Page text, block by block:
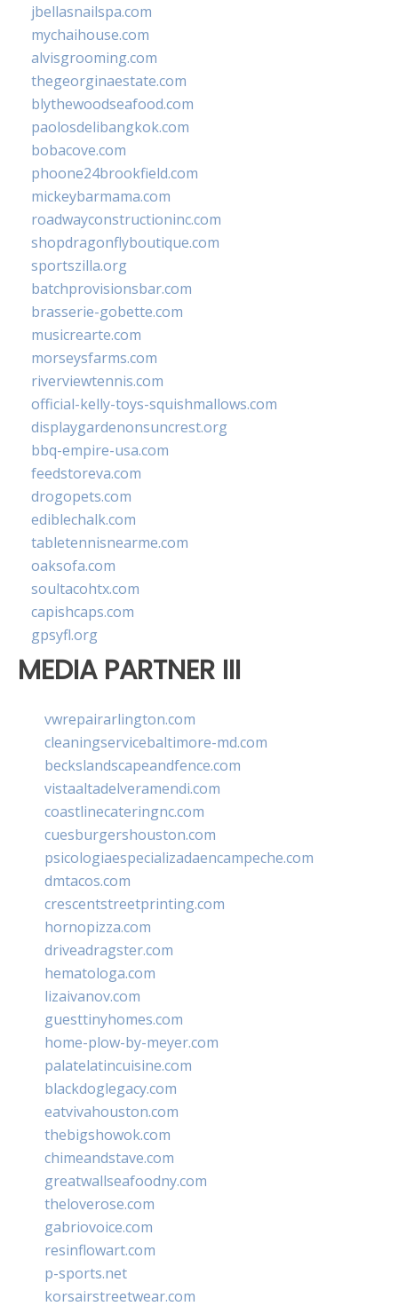
jbellasnailspa.com
mychaihouse.com
alvisgrooming.com
thegeorginaestate.com
blythewoodseafood.com
paolosdelibangkok.com
bobacove.com
phoone24brookfield.com
mickeybarmama.com
roadwayconstructioninc.com
shopdragonflyboutique.com
sportszilla.org
batchprovisionsbar.com
brasserie-gobette.com
musicrearte.com
morseysfarms.com
riverviewtennis.com
official-kelly-toys-squishmallows.com
displaygardenonsuncrest.org
bbq-empire-usa.com
feedstoreva.com
drogopets.com
ediblechalk.com
tabletennisnearme.com
oaksofa.com
soultacohtx.com
capishcaps.com
gpsyfl.org
MEDIA PARTNER III
vwrepairarlington.com
cleaningservicebaltimore-md.com
beckslandscapeandfence.com
vistaaltadelveramendi.com
coastlinecateringnc.com
cuesburgershouston.com
psicologiaespecializadaencampeche.com
dmtacos.com
crescentstreetprinting.com
hornopizza.com
driveadragster.com
hematologa.com
lizaivanov.com
guesttinyhomes.com
home-plow-by-meyer.com
palatelatincuisine.com
blackdoglegacy.com
eatvivahouston.com
thebigshowok.com
chimeandstave.com
greatwallseafoodny.com
theloverose.com
gabriovoice.com
resinflowart.com
p-sports.net
korsairstreetwear.com